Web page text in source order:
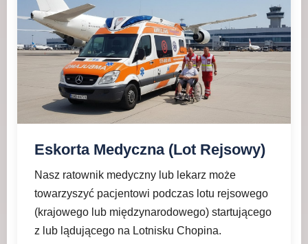
Eskorta Medyczna (Lot Rejsowy)
Nasz ratownik medyczny lub lekarz może
towarzyszyć pacjentowi podczas lotu rejsowego
(krajowego lub międzynarodowego) startującego
z lub lądującego na Lotnisku Chopina.